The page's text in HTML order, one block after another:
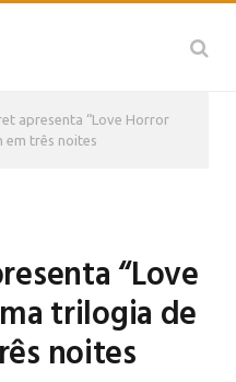
apresenta “Love Horror
em três noites
“Love
trilogia de
noites